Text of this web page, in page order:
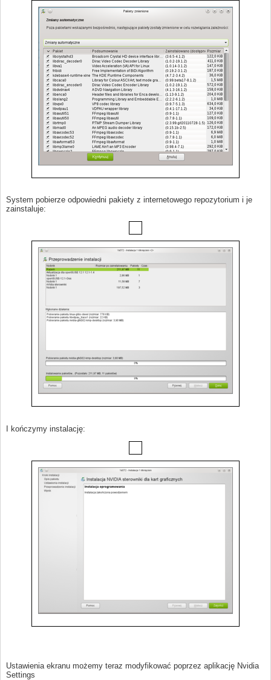
System pobierze odpowiedni pakiety z internetowego repozytorium i je
zainstaluje:
I kończymy instalację:
Ustawienia ekranu możemy teraz modyfikować poprzez aplikację Nvidia
Settings